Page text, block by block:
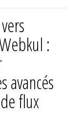
:
avancés
flux